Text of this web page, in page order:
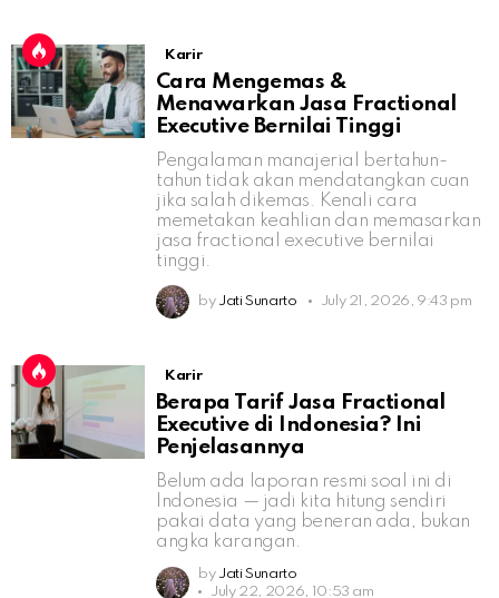
Karir
Cara Mengemas &
Menawarkan Jasa Fractional
Executive Bernilai Tinggi
Pengalaman manajerial bertahun-
tahun tidak akan mendatangkan cuan
jika salah dikemas. Kenali cara
memetakan keahlian dan memasarkan
jasa fractional executive bernilai
tinggi.
by Jati Sunarto July 21, 2026, 9:43 pm
Karir
Berapa Tarif Jasa Fractional
Executive di Indonesia? Ini
Penjelasannya
Belum ada laporan resmi soal ini di
Indonesia — jadi kita hitung sendiri
pakai data yang beneran ada, bukan
angka karangan.
by Jati Sunarto
July 22, 2026, 10:53 am